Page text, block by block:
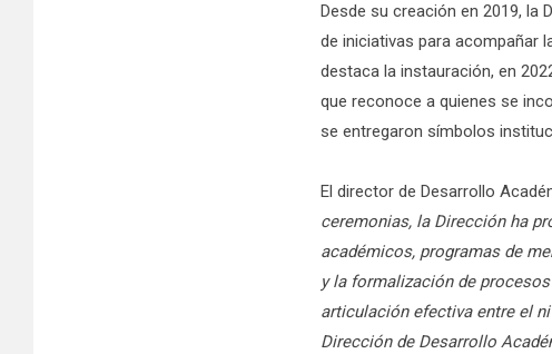
Desde su creación en 2019, la
de iniciativas para acompañar
destaca la instauración, en
que reconoce a quienes se
se entregaron símbolos
El director de Desarrollo
ceremonias, la Dirección ha
académicos, programas de
y la formalización de
articulación efectiva entre el
Dirección de Desarrollo